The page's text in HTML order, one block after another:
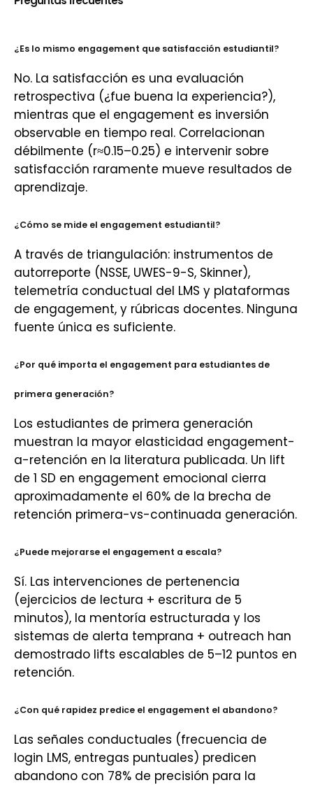
¿Es lo mismo engagement que satisfacción estudiantil?
No. La satisfacción es una evaluación
retrospectiva (¿fue buena la experiencia?),
mientras que el engagement es inversión
observable en tiempo real. Correlacionan
débilmente (r≈0.15–0.25) e intervenir sobre
satisfacción raramente mueve resultados de
aprendizaje.
¿Cómo se mide el engagement estudiantil?
A través de triangulación: instrumentos de
autorreporte (NSSE, UWES-9-S, Skinner),
telemetría conductual del LMS y plataformas
de engagement, y rúbricas docentes. Ninguna
fuente única es suficiente.
¿Por qué importa el engagement para estudiantes de
primera generación?
Los estudiantes de primera generación
muestran la mayor elasticidad engagement-
a-retención en la literatura publicada. Un lift
de 1 SD en engagement emocional cierra
aproximadamente el 60% de la brecha de
retención primera-vs-continuada generación.
¿Puede mejorarse el engagement a escala?
Sí. Las intervenciones de pertenencia
(ejercicios de lectura + escritura de 5
minutos), la mentoría estructurada y los
sistemas de alerta temprana + outreach han
demostrado lifts escalables de 5–12 puntos en
retención.
¿Con qué rapidez predice el engagement el abandono?
Las señales conductuales (frecuencia de
login LMS, entregas puntuales) predicen
abandono con 78% de precisión para la